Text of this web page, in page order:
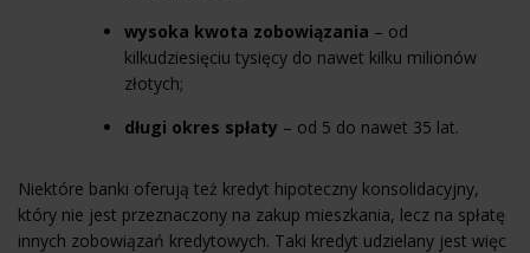
wysoka kwota zobowiązania – od
kilkudziesięciu tysięcy do nawet kilku milionów
złotych;
długi okres spłaty – od 5 do nawet 35 lat.
Niektóre banki oferują też kredyt hipoteczny konsolidacyjny,
który nie jest przeznaczony na zakup mieszkania, lecz na spłatę
innych zobowiązań kredytowych. Taki kredyt udzielany jest więc